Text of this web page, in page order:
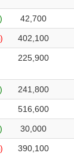
42,700
402,100
225,900
241,800
516,600
30,000
390,100